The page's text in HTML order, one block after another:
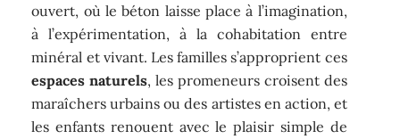
ouvert, où le béton laisse place à l’imagination,
à l’expérimentation, à la cohabitation entre
minéral et vivant. Les familles s’approprient ces
espaces naturels, les promeneurs croisent des
maraîchers urbains ou des artistes en action, et
les enfants renouent avec le plaisir simple de